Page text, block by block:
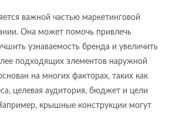
важной частью маркетинговой
Она может помочь привлечь
узнаваемость бренда и увеличить
подходящих элементов наружной
на многих факторах, таких как
целевая аудитория, бюджет и цели
крышные конструкции могут